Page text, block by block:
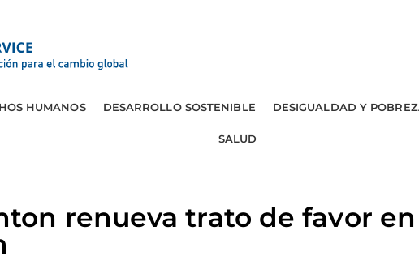
HUMANOS DESARROLLO SOSTENIBLE DESIGUALDAD Y
SALUD
renueva trato de favor